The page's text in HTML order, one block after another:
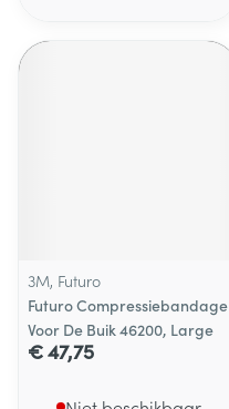
3M, Futuro
Futuro Compressiebandage
Voor De Buik 46200, Large
€ 47,75